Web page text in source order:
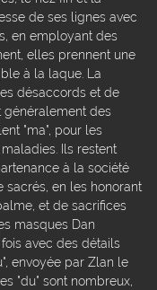
de ses lignes avec
en employant des
elles prennent une
à la laque. La
désaccords et de
généralement des
"ma", pour les
Ils restent
à la société
sacrés, en les honorant
et de sacrifices
masques Dan
avec des détails
envoyée par Zlan le
"du" sont nombreux,